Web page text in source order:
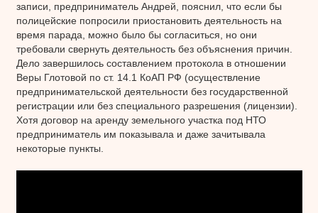
записи, предприниматель Андрей, пояснил, что если бы
полицейские попросили приостановить деятельность на
время парада, можно было бы согласиться, но они
требовали свернуть деятельность без объяснения причин.
Дело завершилось составлением протокола в отношении
Веры Глотовой по ст. 14.1 КоАП РФ (осуществление
предпринимательской деятельности без государственной
регистрации или без специального разрешения (лицензии).
Хотя договор на аренду земельного участка под НТО
предприниматель им показывала и даже зачитывала
некоторые пункты.